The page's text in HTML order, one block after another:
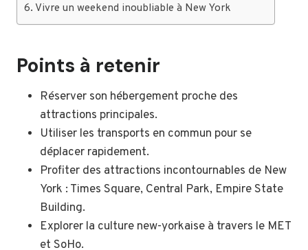
Vivre un weekend inoubliable à New York
Points à retenir
Réserver son hébergement proche des
attractions principales.
Utiliser les transports en commun pour se
déplacer rapidement.
Profiter des attractions incontournables de New
York : Times Square, Central Park, Empire State
Building.
Explorer la culture new-yorkaise à travers le MET
et SoHo.